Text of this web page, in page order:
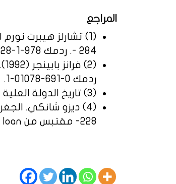
المراجع
284 -. ردمك 978-1-85828-917-5.
ردمك 0-691-01078-1.
(3) تاريخ الدولة العلية العثمانية، محمد فريد، 1893.
(4) ديزو شانكي.
228- مقتبس من Hațegan ، Ioan ؛ بولديا ، ليجيا شيكو ، دوميترو (2006).